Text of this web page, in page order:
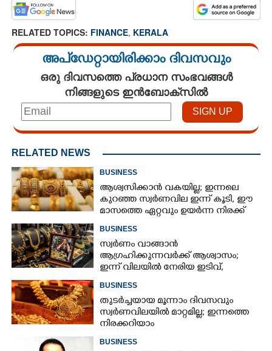
RELATED TOPICS: FINANCE, KERALA
അപ്ഡേറ്റായിരിക്കാം ദിവസവും
ഒരു ദിവസത്തെ പ്രധാന സംഭവങ്ങൾ
നിങ്ങളുടെ ഇൻബോക്സിൽ
RELATED NEWS
BUSINESS
ആശ്വസിക്കാൻ വകയില്ല; ഇന്നലെ
കുറഞ്ഞ സ്വർണവില ഇന്ന് കൂടി, ഈ
മാസത്തെ ഏറ്റവും ഉയർന്ന നിരക്ക്
BUSINESS
സ്വർണം വാങ്ങാൻ
ആഗ്രഹിക്കുന്നവർക്ക് ആശ്വാസം;
ഇന്ന് വിലയിൽ നേരിയ ഇടിവ്,
BUSINESS
തുടർച്ചയായ മൂന്നാം ദിവസവും
സ്വർണവിലയിൽ മാറ്റമില്ല; ഇന്നത്തെ
നിരക്കറിയാം
BUSINESS